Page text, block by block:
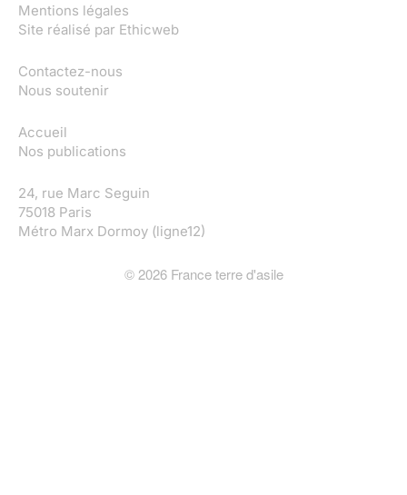
Mentions légales
Site réalisé par Ethicweb
Contactez-nous
Nous soutenir
Accueil
Nos publications
24, rue Marc Seguin
75018 Paris
Métro Marx Dormoy (ligne12)
© 2026France terre d'asile